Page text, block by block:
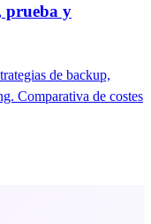
prueba y
de backup,
Comparativa de costes